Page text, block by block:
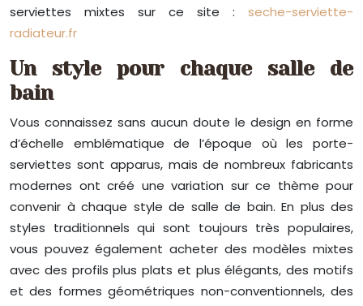
serviettes mixtes sur ce site : seche-serviette-
radiateur.fr
Un style pour chaque salle de
bain
Vous connaissez sans aucun doute le design en forme
d’échelle emblématique de l’époque où les porte-
serviettes sont apparus, mais de nombreux fabricants
modernes ont créé une variation sur ce thème pour
convenir à chaque style de salle de bain. En plus des
styles traditionnels qui sont toujours très populaires,
vous pouvez également acheter des modèles mixtes
avec des profils plus plats et plus élégants, des motifs
et des formes géométriques non-conventionnels, des